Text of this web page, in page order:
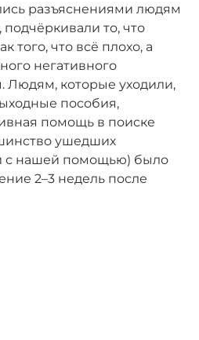
разъяснениями людям
подчёркивали то, что
того, что всё плохо, а
негативного
Людям, которые уходили,
пособия,
помощь в поиске
ушедших
с нашей помощью) было
2–3 недель после